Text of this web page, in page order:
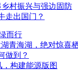
村振兴与强边固防
走出国门？
而行
青海湖，绝对惊喜
做到？
构建能源版图